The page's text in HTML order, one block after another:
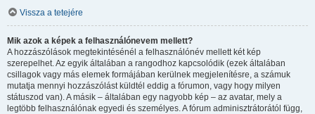
Vissza a tetejére
Mik azok a képek a felhasználónevem mellett?
A hozzászólások megtekintésénél a felhasználónév mellett két kép
szerepelhet. Az egyik általában a rangodhoz kapcsolódik (ezek általában
csillagok vagy más elemek formájában kerülnek megjelenítésre, a számuk
mutatja mennyi hozzászólást küldtél eddig a fórumon, vagy hogy milyen
státuszod van). A másik – általában egy nagyobb kép – az avatar, mely a
legtöbb felhasználónak egyedi és személyes. A fórum adminisztrátorától függ,